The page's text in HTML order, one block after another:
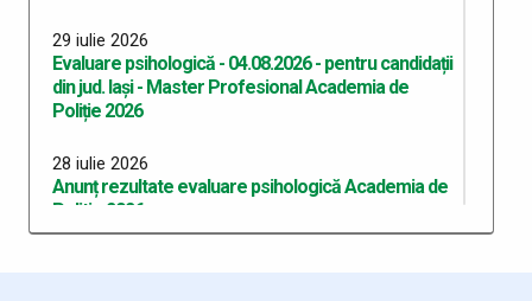
29 iulie 2026
Evaluare psihologică - 04.08.2026 - pentru candidații
din jud. Iași - Master Profesional Academia de
Poliție 2026
28 iulie 2026
Anunț rezultate evaluare psihologică Academia de
Politie 2026